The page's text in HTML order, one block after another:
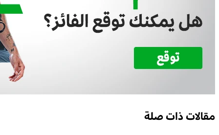
مقالات ذات صلة